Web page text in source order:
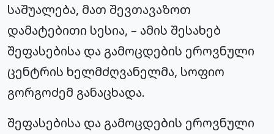
საშუალება, მათ შევთავაზოთ
დამატებითი სესია, – ამის შესახებ
შეფასებისა და გამოცდების ეროვნული
ცენტრის ხელმძღვანელმა, სოფიო
გორგოძემ განაცხადა.
შეფასებისა და გამოცდების ეროვნული